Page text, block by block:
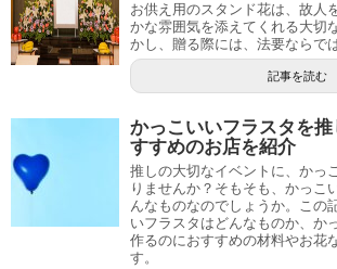
お供え用のスタンド花は、故人
かな雰囲気を添えてくれる大切
かし、贈る際には、法要ならで
記事を読む
かっこいいフラスタを
すすめのお店を紹介
推しの大切なイベントに、かっ
りませんか？そもそも、かっこ
んなものなのでしょうか。この
いフラスタはどんなものか、か
作るのにおすすめの材料やお花
す。